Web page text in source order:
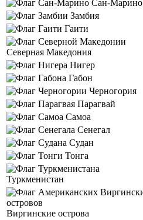
Сан-Марино
Замбия
Гаити
Северная Македония
Нигер
Габон
Черногория
Парагвай
Самоа
Сенегал
Судан
Тонга
Туркменистан
Виргинские острова